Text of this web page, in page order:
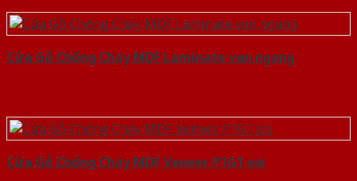
Cửa Gỗ Chống Cháy MDF Laminate van ngang
Cửa Gỗ Chống Cháy MDF Veneer P1G1 soi